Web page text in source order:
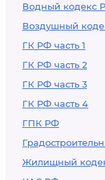
Водный кодекс
Воздушный
ГК РФ часть 1
ГК РФ часть 2
ГК РФ часть 3
ГК РФ часть 4
ГПК РФ
Жилищный